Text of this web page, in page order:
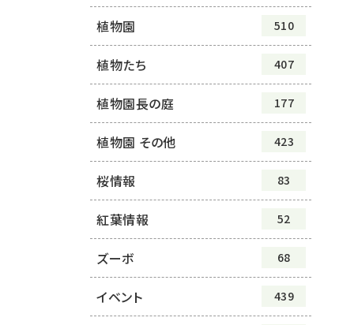
植物園 510
植物たち 407
植物園長の庭 177
植物園 その他 423
桜情報 83
紅葉情報 52
ズーボ 68
イベント 439